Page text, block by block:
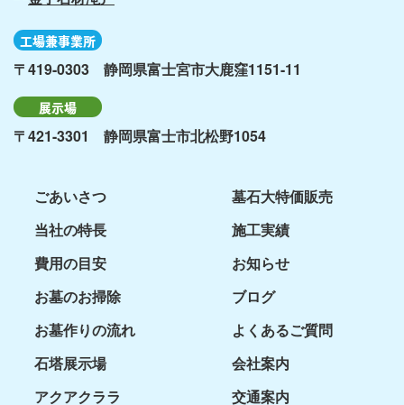
工場兼事業所
〒419-0303 静岡県富士宮市大鹿窪1151-11
展示場
〒421-3301 静岡県富士市北松野1054
ごあいさつ
当社の特長
費用の目安
お墓のお掃除
お墓作りの流れ
石塔展示場
アクアクララ
墓石大特価販売
施工実績
お知らせ
ブログ
よくあるご質問
会社案内
交通案内